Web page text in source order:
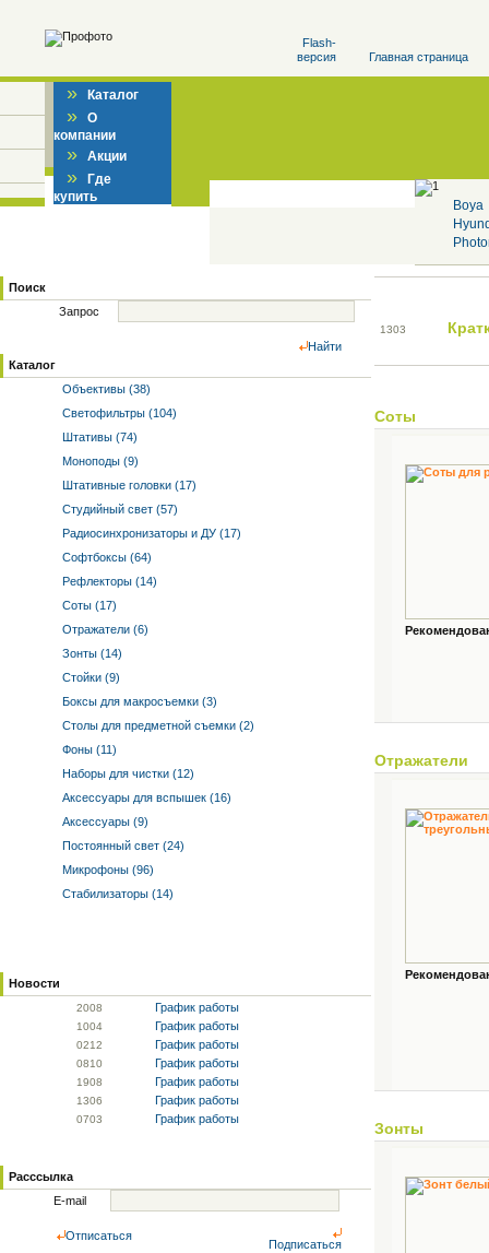
Flash-
версия
Главная страница
» Каталог
» О
компании
» Акции
» Где
купить
Boya
Поиск
Запрос
Найти
Каталог
Объективы (38)
Светофильтры (104)
Штативы (74)
Моноподы (9)
Штативные головки (17)
Студийный свет (57)
Радиосинхронизаторы и ДУ (17)
Софтбоксы (64)
Рефлекторы (14)
Соты (17)
Отражатели (6)
Зонты (14)
Стойки (9)
Боксы для макросъемки (3)
Столы для предметной съемки (2)
Фоны (11)
Наборы для чистки (12)
Аксессуары для вспышек (16)
Аксессуары (9)
Постоянный свет (24)
Микрофоны (96)
Стабилизаторы (14)
Новости
2008 График работы
1004 График работы
0212 График работы
0810 График работы
1908 График работы
1306 График работы
0703 График работы
Расссылка
E-mail
Отписаться
Подписаться
1303
Соты
Отражатели
Зонты